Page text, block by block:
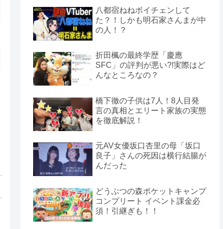
八都宿ねねボイチェンして
た？！しかも明石家さんまが中
の人！？
折田楓の最終学歴「慶應
SFC」の評判が悪い?!実際はど
んなところなの？
橋下徹の子供は7人！8人目発
言の真相とエリート家族の実態
を徹底解説！
元AV女優坂口杏里の母「坂口
良子」さんの死因は横行結腸が
んだった
どうぶつの森ポケットキャンプ
コンプリート イベント課金必
須！引継ぎも！！